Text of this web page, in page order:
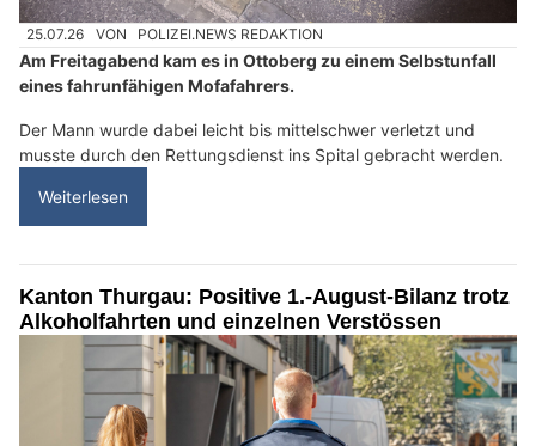
25.07.26 VON POLIZEI.NEWS REDAKTION
Am Freitagabend kam es in Ottoberg zu einem Selbstunfall
eines fahrunfähigen Mofafahrers.
Der Mann wurde dabei leicht bis mittelschwer verletzt und
musste durch den Rettungsdienst ins Spital gebracht werden.
Weiterlesen
Kanton Thurgau: Positive 1.-August-Bilanz trotz
Alkoholfahrten und einzelnen Verstössen